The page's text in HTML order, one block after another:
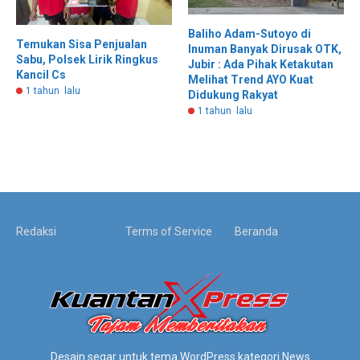
Temukan Sisa Penjualan
Sabu, Polsek Lirik Ringkus
Kancil Cs
1 tahun lalu
Baliho Adam-Sutoyo di
Inuman Banyak Dirusak OTK,
Jubir : Ada Pihak Ketakutan
Melihat Trend AYO Kuat
Didukung Rakyat
1 tahun lalu
Redaksi Terms of Service Beranda
Desain segar untuk tema WordPress kategori News